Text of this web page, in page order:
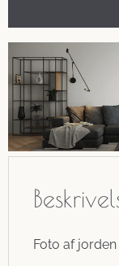
Foto af